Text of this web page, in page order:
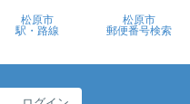
松原市
駅・路線
松原市
郵便番号検索